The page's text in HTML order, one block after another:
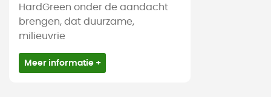
HardGreen onder de aandacht
brengen, dat duurzame,
milieuvrie
Meer informatie +